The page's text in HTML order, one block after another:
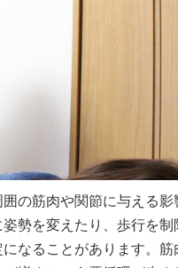
の筋肉や関節に与える影
勢を変えたり、歩行を制
なることがあります。筋